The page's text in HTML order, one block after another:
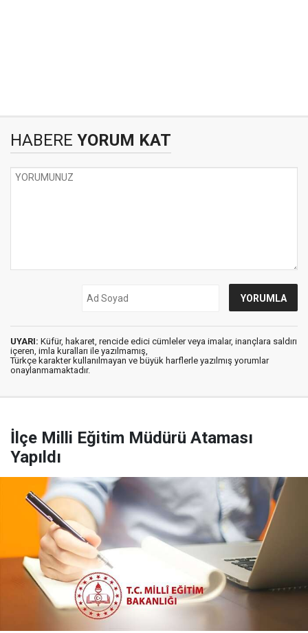
HABERE YORUM KAT
UYARI: Küfür, hakaret, rencide edici cümleler veya imalar, inançlara saldırı
içeren, imla kuralları ile yazılmamış,
Türkçe karakter kullanılmayan ve büyük harflerle yazılmış yorumlar
onaylanmamaktadır.
İlçe Milli Eğitim Müdürü Ataması
Yapıldı